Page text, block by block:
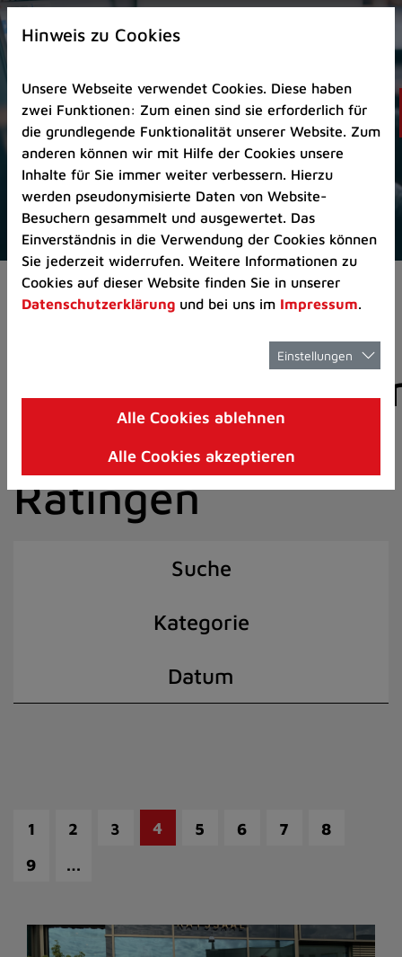
Zur
Startseite
Zum
Seitenanfang
springen
(Schnelltaste
A)
Zur
Navigation/Menü
springen
(Schnelltaste
M)
Zur
8)
I)
Aktuelles Pressemitteilungen
der Stadt
Ratingen
Suche
Kategorie
Datum
1 2 3 4 5 6 7
8
9
…
Hinweis zu Cookies
Unsere Webseite verwendet Cookies. Diese haben
zwei Funktionen: Zum einen sind sie erforderlich für
die grundlegende Funktionalität unserer Website. Zum
anderen können wir mit Hilfe der Cookies unsere
Inhalte für Sie immer weiter verbessern. Hierzu
werden pseudonymisierte Daten von Website-
Besuchern gesammelt und ausgewertet. Das
Einverständnis in die Verwendung der Cookies können
Sie jederzeit widerrufen. Weitere Informationen zu
Cookies auf dieser Website finden Sie in unserer
Datenschutzerklärung und bei uns im Impressum.
Einstellungen
Alle Cookies ablehnen
Alle Cookies akzeptieren